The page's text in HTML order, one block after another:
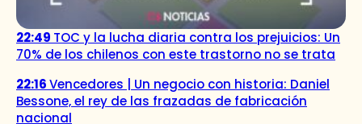
22:49 TOC y la lucha diaria contra los prejuicios: Un
70% de los chilenos con este trastorno no se trata
22:16Vencedores | Un negocio con historia: Daniel
Bessone, el rey de las frazadas de fabricación
nacional